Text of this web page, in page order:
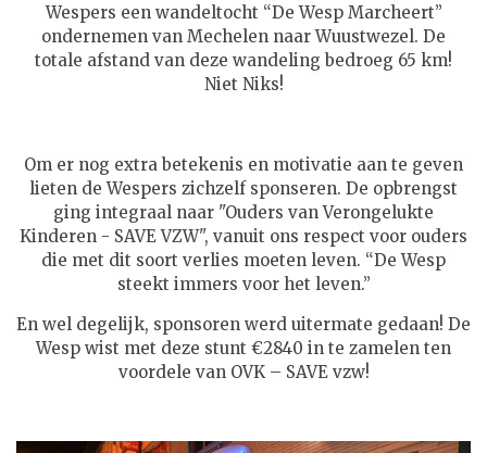
Wespers een wandeltocht “De Wesp Marcheert”
ondernemen van Mechelen naar Wuustwezel. De
totale afstand van deze wandeling bedroeg 65 km!
Niet Niks!
Om er nog extra betekenis en motivatie aan te geven
lieten de Wespers zichzelf sponseren. De opbrengst
ging integraal naar "Ouders van Verongelukte
Kinderen - SAVE VZW", vanuit ons respect voor ouders
die met dit soort verlies moeten leven. “De Wesp
steekt immers voor het leven.”
En wel degelijk, sponsoren werd uitermate gedaan! De
Wesp wist met deze stunt €2840 in te zamelen ten
voordele van OVK – SAVE vzw!